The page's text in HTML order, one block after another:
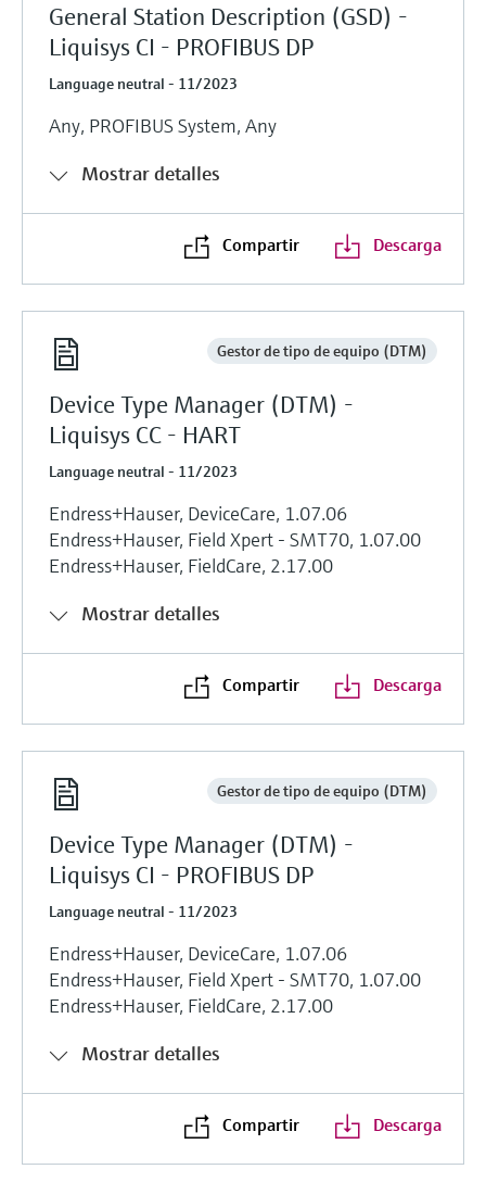
General Station Description (GSD) -
Liquisys CI - PROFIBUS DP
Language neutral - 11/2023
Any, PROFIBUS System, Any
Mostrar detalles
Compartir Descarga
Gestor de tipo de equipo (DTM)
Device Type Manager (DTM) -
Liquisys CC - HART
Language neutral - 11/2023
Endress+Hauser, DeviceCare, 1.07.06
Endress+Hauser, Field Xpert - SMT70, 1.07.00
Endress+Hauser, FieldCare, 2.17.00
Mostrar detalles
Compartir Descarga
Gestor de tipo de equipo (DTM)
Device Type Manager (DTM) -
Liquisys CI - PROFIBUS DP
Language neutral - 11/2023
Endress+Hauser, DeviceCare, 1.07.06
Endress+Hauser, Field Xpert - SMT70, 1.07.00
Endress+Hauser, FieldCare, 2.17.00
Mostrar detalles
Compartir Descarga